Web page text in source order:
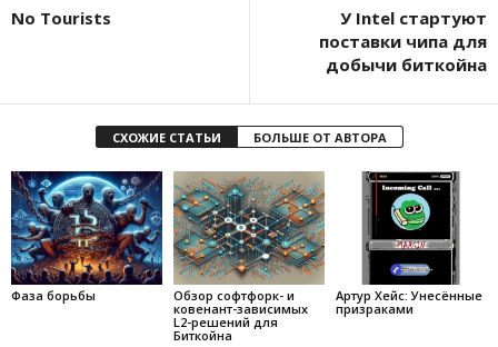
No Tourists
У Intel стартуют
поставки чипа для
добычи биткойна
СХОЖИЕ СТАТЬИ БОЛЬШЕ ОТ АВТОРА
Фаза борьбы
Обзор софтфорк- и
ковенант-зависимых
L2-решений для
Биткойна
Артур Хейс: Унесённые
призраками